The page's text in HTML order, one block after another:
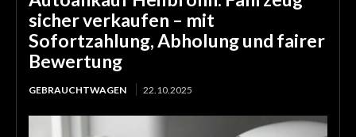
sicher verkaufen – mit
Sofortzahlung, Abholung und fairer
Bewertung
GEBRAUCHTWAGEN 22.10.2025